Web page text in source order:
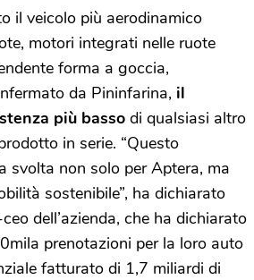
il veicolo più aerodinamico
motori integrati nelle ruote
forma a goccia,
da Pininfarina, il
più basso di qualsiasi altro
in serie. “Questo
svolta non solo per Aptera, ma
sostenibile”, ha dichiarato
dell’azienda, che ha dichiarato
prenotazioni per la loro auto
fatturato di 1,7 miliardi di